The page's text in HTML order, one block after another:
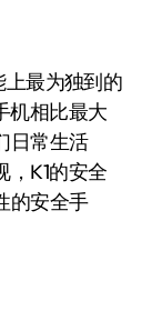
最为独到的
机相比最大
日常生活
，K1的安全
的安全手